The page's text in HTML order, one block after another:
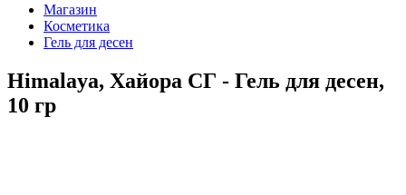
Магазин
Косметика
Гель для десен
Himalaya, Хайора СГ - Гель для десен,
10 гр